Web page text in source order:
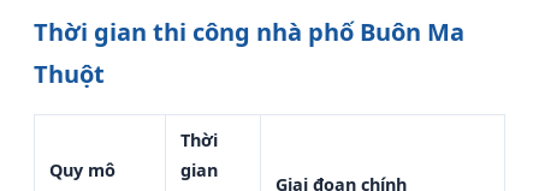
Thời gian thi công nhà phố Buôn Ma
Thuột
Quy mô
Thời
gian
Giai đoạn chính